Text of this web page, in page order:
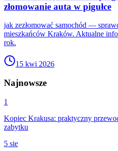
złomowanie auta w pigułce
jak zezłomować samochód —
mieszkańców Kraków. Aktualne
rok.
15 kwi 2026
Najnowsze
1
Kopiec Krakusa: praktyczny
zabytku
5 sie